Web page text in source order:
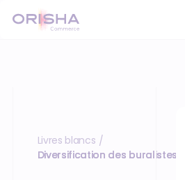
Livres blancs /
Diversification des buralistes